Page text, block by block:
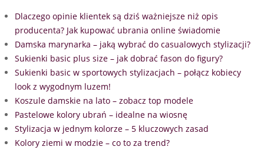
Dlaczego opinie klientek są dziś ważniejsze niż opis
producenta? Jak kupować ubrania online świadomie
Damska marynarka – jaką wybrać do casualowych stylizacji?
Sukienki basic plus size – jak dobrać fason do figury?
Sukienki basic w sportowych stylizacjach – połącz kobiecy
look z wygodnym luzem!
Koszule damskie na lato – zobacz top modele
Pastelowe kolory ubrań – idealne na wiosnę
Stylizacja w jednym kolorze – 5 kluczowych zasad
Kolory ziemi w modzie – co to za trend?